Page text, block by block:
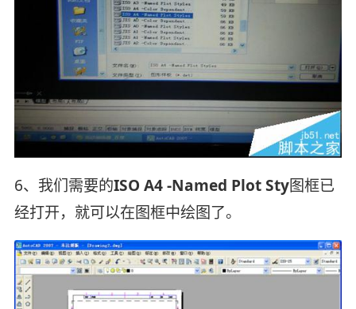
6、我们需要的ISO A4 -Named Plot Sty图框已
经打开，就可以在图框中绘图了。